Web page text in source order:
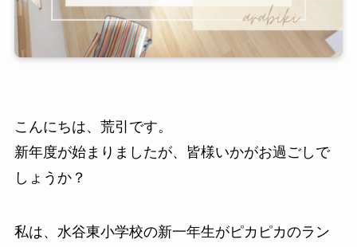
こんにちは、荒引です。
新年度が始まりましたが、皆様いかがお過ごしで
しょうか？
私は、水谷東小学校の新一年生がピカピカのラン